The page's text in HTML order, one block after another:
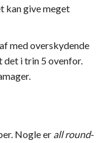
kan give meget
med overskydende
det i trin 5 ovenfor.
Nogle er all round-